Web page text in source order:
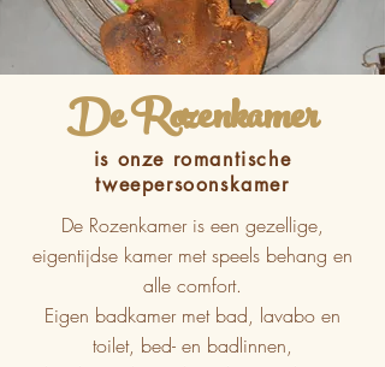
De Rozenkamer
is onze romantische
tweepersoonskamer
De Rozenkamer is een gezellige,
eigentijdse kamer met speels behang en
alle comfort.
Eigen badkamer met bad, lavabo en
toilet, bed- en badlinnen,